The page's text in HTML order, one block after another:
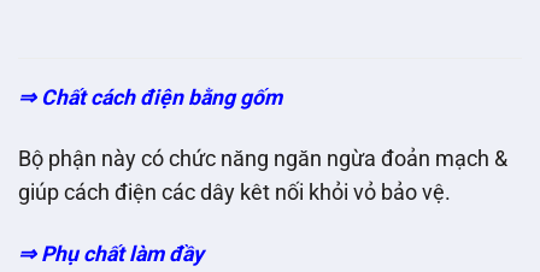
⇒ Chất cách điện bằng gốm
Bộ phận này có chức năng ngăn ngừa đoản mạch &
giúp cách điện các dây kêt nối khỏi vỏ bảo vệ.
⇒ Phụ chất làm đầy